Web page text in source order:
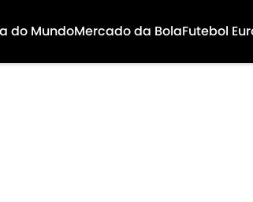
do MundoMercado da BolaFutebol